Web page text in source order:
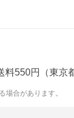
料550円 （東京
場合があります。